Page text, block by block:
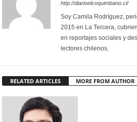
http://diarioelcoquimbano.cl/
Soy Camila Rodríguez,
2015 en La Tercera,
en reportajes sociales y
lectores chilenos.
RELATED ARTICLES MORE FROM AUTHOR